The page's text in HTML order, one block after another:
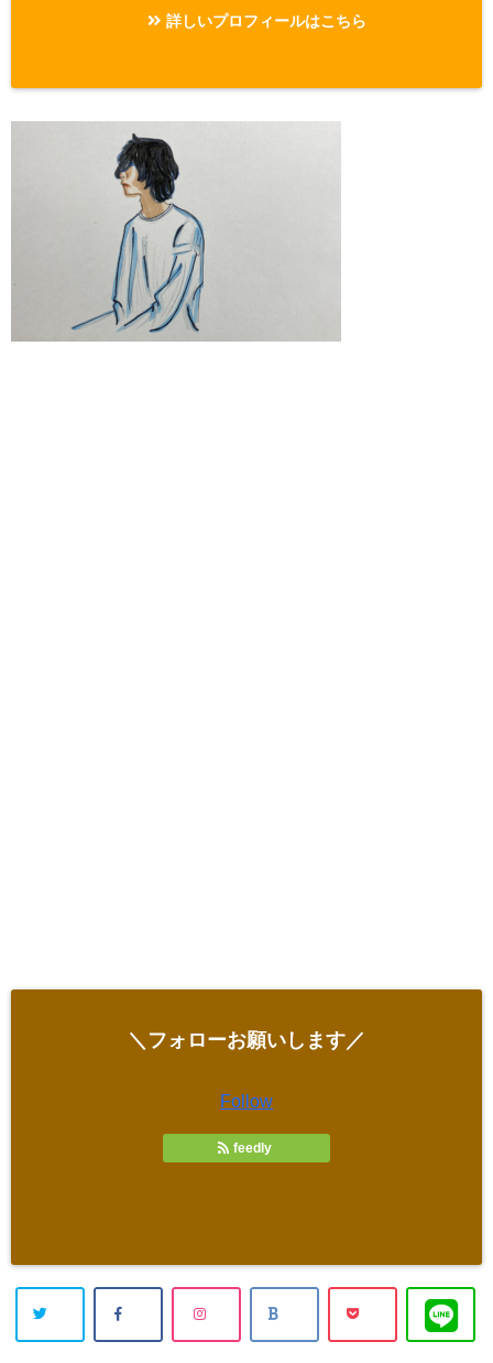
詳しいプロフィールはこちら
＼フォローお願いします／
Follow
feedly